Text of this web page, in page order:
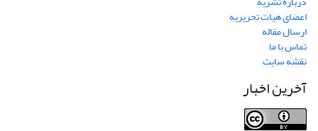
اعضای هیات تحریریه
ارسال مقاله
تماس با ما
نقشه سایت
آخرین اخبار